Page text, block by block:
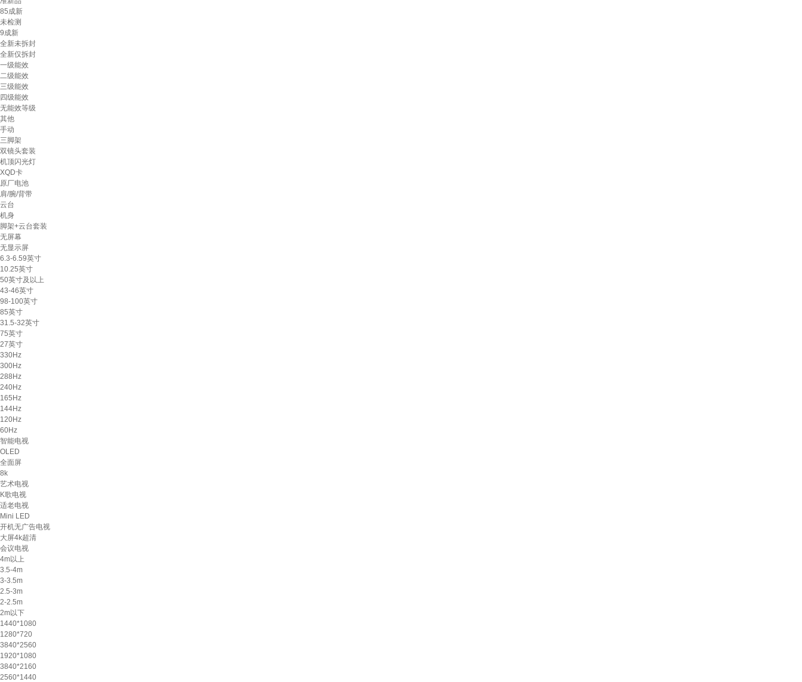
85成新
未检测
9成新
全新未拆封
全新仅拆封
一级能效
二级能效
三级能效
四级能效
无能效等级
其他
手动
三脚架
双镜头套装
机顶闪光灯
XQD卡
原厂电池
肩/腕/背带
云台
机身
脚架+云台套装
无屏幕
无显示屏
6.3-6.59英寸
10.25英寸
50英寸及以上
43-46英寸
98-100英寸
85英寸
31.5-32英寸
75英寸
27英寸
330Hz
300Hz
288Hz
240Hz
165Hz
144Hz
120Hz
60Hz
智能电视
OLED
全面屏
8k
艺术电视
K歌电视
适老电视
Mini LED
开机无广告电视
大屏4k超清
会议电视
4m以上
3.5-4m
3-3.5m
2.5-3m
2-2.5m
2m以下
1440*1080
1280*720
3840*2560
1920*1080
3840*2160
2560*1440